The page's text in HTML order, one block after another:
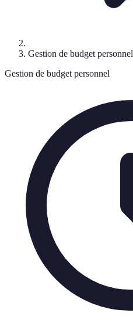
Gestion de budget personnel
Gestion de budget personnel